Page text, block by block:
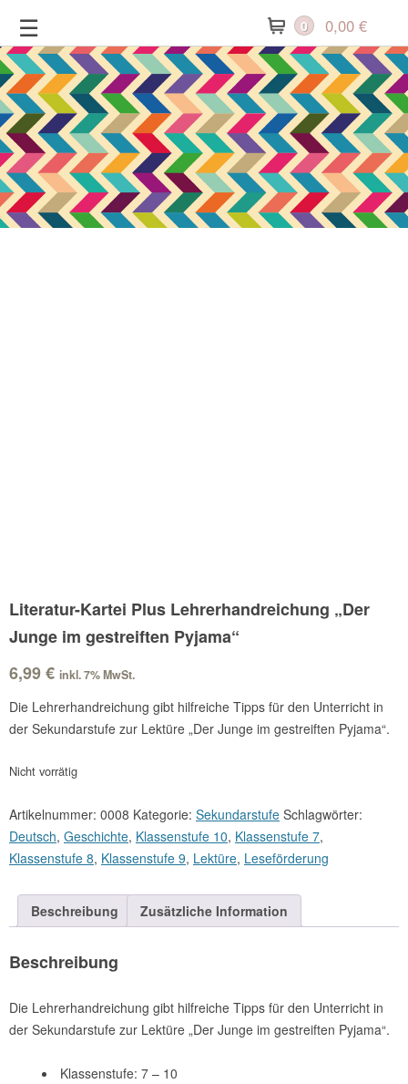
☰
Inhalt
springen
0 0,00 €
Literatur-Kartei Plus Lehrerhandreichung „Der
Junge im gestreiften Pyjama“
6,99€ inkl. 7% MwSt.
Die Lehrerhandreichung gibt hilfreiche Tipps für den Unterricht in
der Sekundarstufe zur Lektüre „Der Junge im gestreiften Pyjama“.
Nicht vorrätig
Artikelnummer: 0008 Kategorie: Sekundarstufe Schlagwörter:
Deutsch, Geschichte, Klassenstufe 10, Klassenstufe 7,
Klassenstufe 8, Klassenstufe 9, Lektüre, Leseförderung
Beschreibung Zusätzliche Information
Beschreibung
Die Lehrerhandreichung gibt hilfreiche Tipps für den Unterricht in
der Sekundarstufe zur Lektüre „Der Junge im gestreiften Pyjama“.
Klassenstufe: 7 – 10